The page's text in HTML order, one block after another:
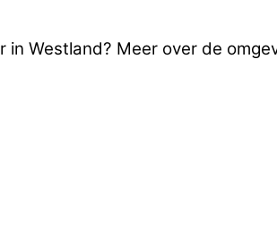
Westland? Meer over de